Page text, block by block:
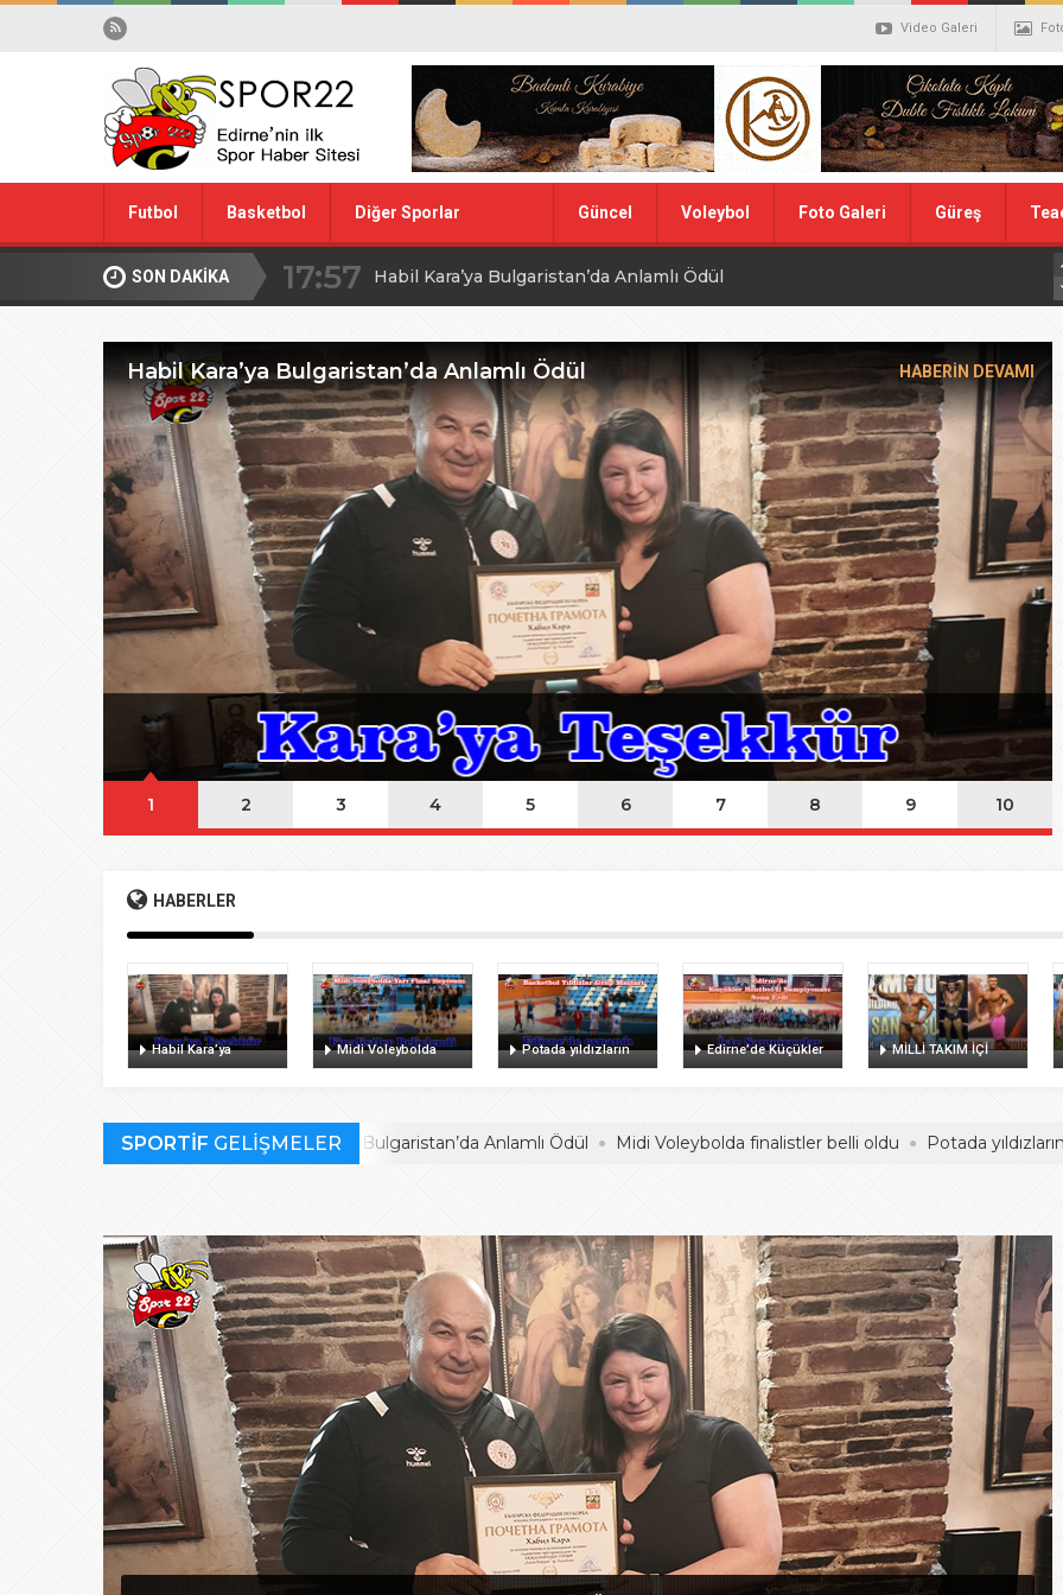
Video Galeri
Futbol Basketbol Diğer Sporlar Güncel Voleybol Foto Galeri Güreş
SON DAKİKA
17:57 Habil Kara’ya Bulgaristan’da Anlamlı Ödül
10:28 Midi Voleybolda finalistler belli oldu
20:00
09:30 MİLLİ TAKIM İÇİ İDDİALIYIZ
08:00 Ağa Adayının Acı Günü
20:00 ŞAHİ’DEN KADIN MİLLİ TAKIMINA TEŞEKKÜR
08:20 Buca Deplasmanında Kayıp
20:20 Namazı beklerken Hakk’a yürüdü
20:15 Büyük Usta Pele Mehmet’i kaybettik
20:08 Takımını kuran gelsin
Habil Kara’ya Bulgaristan’da Anlamlı Ödül HABERİN DEVAMI
1 2 3 4 5 6 7 8 9 10
HABERLER
Habil Kara’ya
Anlamlı Ödül
Midi Voleybolda Potada yıldızların Edirne’de Küçükler MİLLİ TAKIM İÇİ
SPORTİF GELİŞMELER
Habil Kara’ya Bulgaristan’da Anlamlı Ödül Midi Voleybolda finalistler belli oldu Potada yıldızların